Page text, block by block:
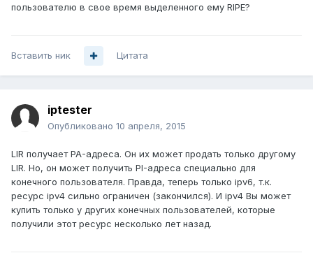
пользователю в свое время выделенного ему RIPE?
Вставить ник Цитата
iptester
Опубликовано 10 апреля, 2015
LIR получает PA-адреса. Он их может продать только другому
LIR. Но, он может получить PI-адреса специально для
конечного пользователя. Правда, теперь только ipv6, т.к.
ресурс ipv4 сильно ограничен (закончился). И ipv4 Вы может
купить только у других конечных пользователей, которые
получили этот ресурс несколько лет назад.